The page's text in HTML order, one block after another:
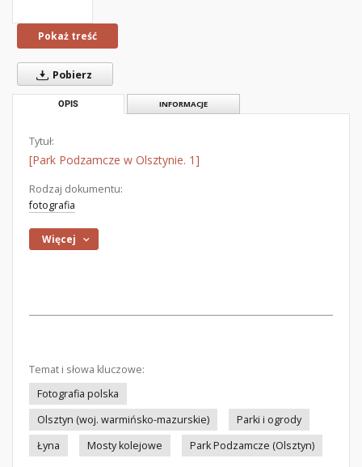
Pokaż treść
Pobierz
OPIS INFORMACJE
Tytuł:
[Park Podzamcze w Olsztynie. 1]
Rodzaj dokumentu:
fotografia
Więcej
Temat i słowa kluczowe:
Fotografia polska
Olsztyn (woj. warmińsko-mazurskie)
Parki i ogrody
Łyna
Mosty kolejowe Park Podzamcze (Olsztyn)